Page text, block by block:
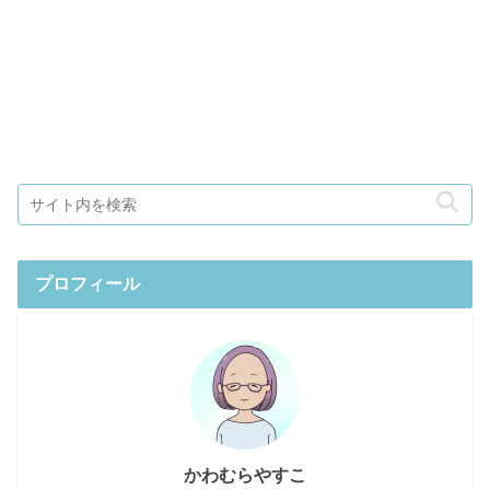
プロフィール
かわむらやすこ